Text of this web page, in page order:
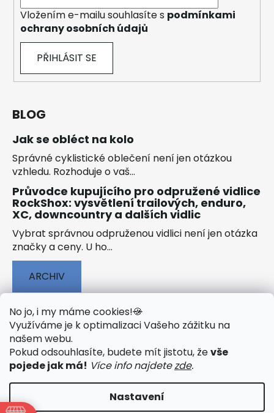
No jo, i my máme cookies!🍪
Využíváme je k optimalizaci Vašeho zážitku na
našem webu.
Pokud odsouhlasíte, budete mít jistotu, ževše
pojede jak má! Více info najdetezde.
Nastavení
Vložením e-mailu souhlasíte s podmínkami
ochrany osobních údajů
PŘIHLÁSIT SE
BLOG
Jak se obléct na kolo
Správné cyklistické oblečení není jen otázkou
vzhledu. Rozhoduje o vaš...
Průvodce kupujícího pro odpružené vidlice
RockShox: vysvětlení trailových, enduro,
XC, downcountry a dalších vidlic
Vybrat správnou odpruženou vidlici není jen otázka
značky a ceny. U ho...
ARCHIV
🟢 TECHNOLOGIE
🟢 O ELEKTROKOLECH
🟢 NÁVODY KE STAŽENÍ